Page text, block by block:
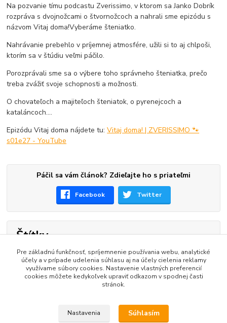
Na pozvanie tímu podcastu Zverissimo, v ktorom sa Janko Dobrík
rozpráva s dvojnožcami o štvornožcoch a nahrali sme epizódu s
názvom Vitaj doma!Vyberáme šteniatko.
Nahrávanie prebehlo v príjemnej atmosfére, užili si to aj chlpoši,
ktorím sa v štúdiu veľmi páčilo.
Porozprávali sme sa o výbere toho správneho šteniatka, prečo
treba zvážiť svoje schopnosti a možnosti.
O chovateľoch a majiteľoch šteniatok, o pyrenejcoch a
kataláncoch....
Epizódu Vitaj doma nájdete tu:Vitaj doma! | ZVERISSIMO 🐾
s01e27 - YouTube
Páčil sa vám článok? Zdieľajte ho s priateľmi
Facebook Twitter
Štítky
šteniatko pes ako vybrať šteniatko
správny výber chovateľská stanica
Pre základnú funkčnosť, spríjemnenie používania webu, analytické
účely a v prípade udelenia súhlasu aj na účely cielenia reklamy
využívame súbory cookies. Nastavenie vlastných preferencií
cookies môžete kedykoľvek upraviť odkazom v spodnej časti
stránok.
Nastavenia Súhlasím